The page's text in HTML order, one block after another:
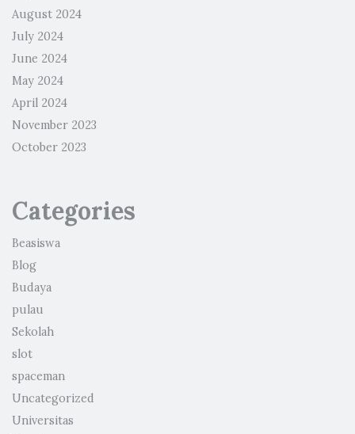
August 2024
July 2024
June 2024
May 2024
April 2024
November 2023
October 2023
Categories
Beasiswa
Blog
Budaya
pulau
Sekolah
slot
spaceman
Uncategorized
Universitas